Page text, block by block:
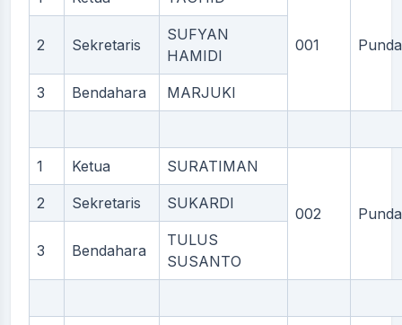
001
2 Sekretaris
SUFYAN
HAMIDI
3 Bendahara MARJUKI
1 Ketua SURATIMAN
002
2 Sekretaris SUKARDI
3 Bendahara
TULUS
SUSANTO